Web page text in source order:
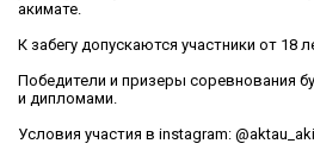
акимате.
К забегу допускаются участники от 18
Победители и призеры соревнования
и дипломами.
Условия участия в instagram: